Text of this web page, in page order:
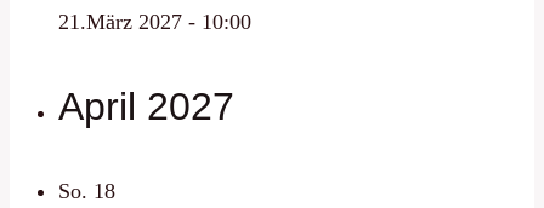
21.März 2027 - 10:00
April 2027
So. 18